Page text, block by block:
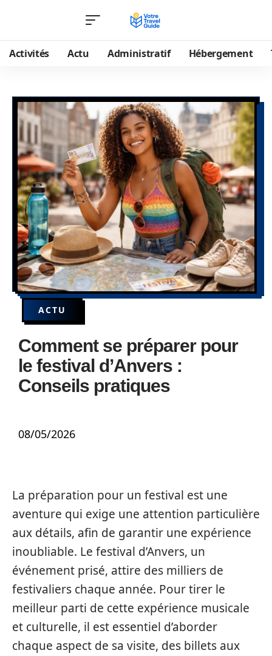
Activités Actu Administratif Hébergement
ACTU
Comment se préparer pour
le festival d’Anvers :
Conseils pratiques
08/05/2026
La préparation pour un festival est une
aventure qui exige une attention particulière
aux détails, afin de garantir une expérience
inoubliable. Le festival d’Anvers, un
événement prisé, attire des milliers de
festivaliers chaque année. Pour tirer le
meilleur parti de cette expérience musicale
et culturelle, il est essentiel d’aborder
chaque aspect de sa visite, des billets aux